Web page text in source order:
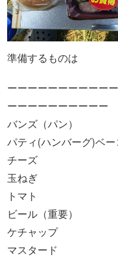
準備するものは
ーーーーーーーーーー
ーーーーーーーーーー
バンズ（パン）
パティ(ハンバーグ)ベー
チーズ
玉ねぎ
トマト
ビール（重要）
ケチャップ
マスタード